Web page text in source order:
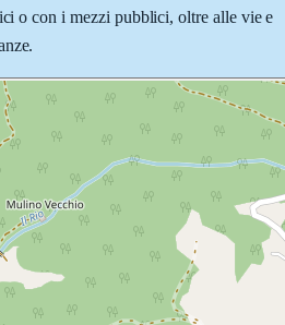
o con i mezzi pubblici, oltre alle vie e